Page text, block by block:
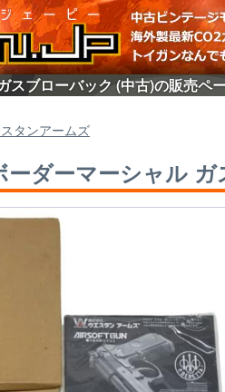
スブローバック (中古)の販売ペ
タンアームズ
ダーマーシャル